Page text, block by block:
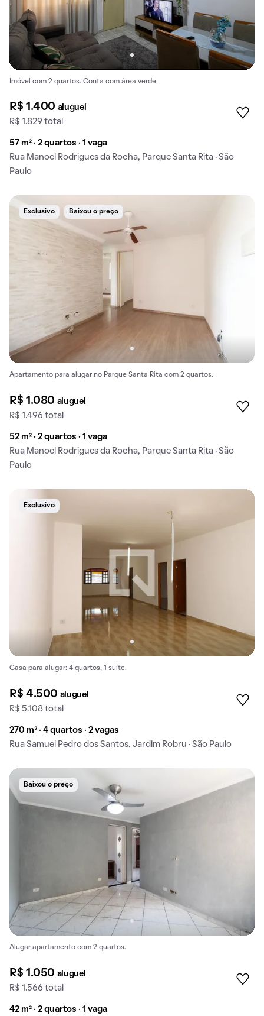
Imóvel com 2 quartos. Conta com área verde.
R$ 1.400 aluguel
R$ 1.829 total
57 m² · 2 quartos · 1 vaga
Rua Manoel Rodrigues da Rocha, Parque Santa Rita · São
Paulo
Exclusivo Baixou o preço
Apartamento para alugar no Parque Santa Rita com 2 quartos.
R$ 1.080 aluguel
R$ 1.496 total
52 m² · 2 quartos · 1 vaga
Rua Manoel Rodrigues da Rocha, Parque Santa Rita · São
Paulo
Exclusivo
Casa para alugar: 4 quartos, 1 suíte.
R$ 4.500 aluguel
R$ 5.108 total
270 m² · 4 quartos · 2 vagas
Rua Samuel Pedro dos Santos, Jardim Robru · São Paulo
Baixou o preço
Alugar apartamento com 2 quartos.
R$ 1.050 aluguel
R$ 1.566 total
42 m² · 2 quartos · 1 vaga